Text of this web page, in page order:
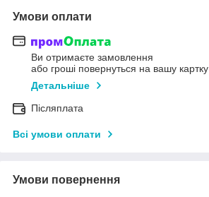
Умови оплати
Ви отримаєте замовлення
або гроші повернуться на вашу картку
Детальніше
Післяплата
Всі умови оплати
Умови повернення